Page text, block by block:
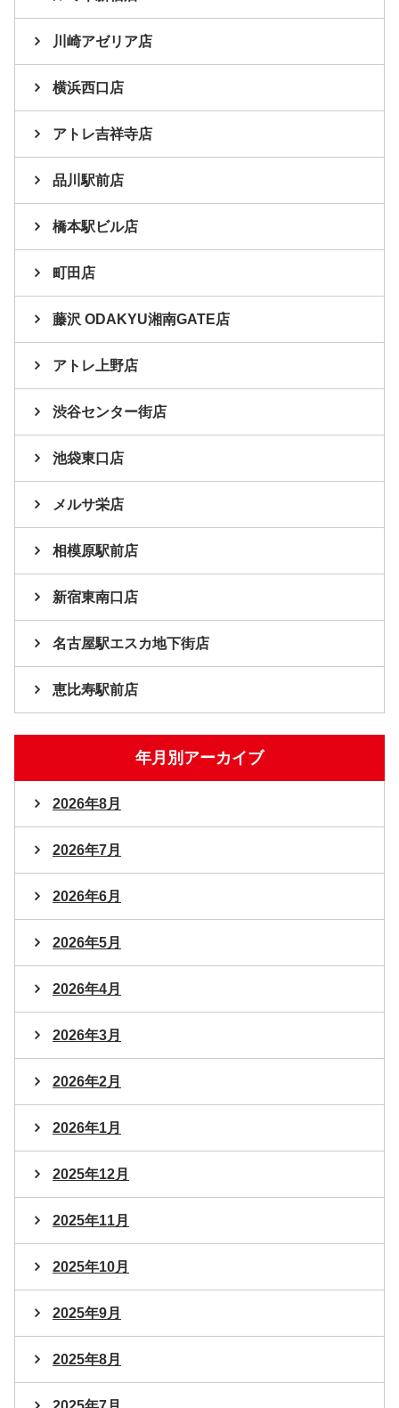
川崎アゼリア店
横浜西口店
アトレ吉祥寺店
品川駅前店
橋本駅ビル店
町田店
藤沢 ODAKYU湘南GATE店
アトレ上野店
渋谷センター街店
池袋東口店
メルサ栄店
相模原駅前店
新宿東南口店
名古屋駅エスカ地下街店
恵比寿駅前店
年月別アーカイブ
2026年8月
2026年7月
2026年6月
2026年5月
2026年4月
2026年3月
2026年2月
2026年1月
2025年12月
2025年11月
2025年10月
2025年9月
2025年8月